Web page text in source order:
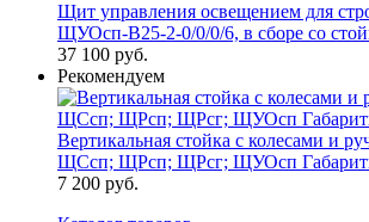
Щит управления освещением для
ЩУОсп-В25-2-0/0/0/6, в сборе со
37 100 руб.
Рекомендуем
Вертикальная стойка с колесами и
ЩСсп; ЩРсп; ЩРсг; ЩУОсп
7 200 руб.